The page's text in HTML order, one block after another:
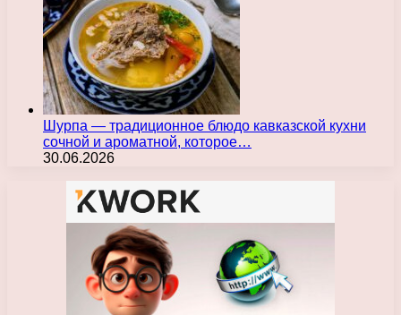
Шурпа — традиционное блюдо кавказской кухни
сочной и ароматной, которое…
30.06.2026